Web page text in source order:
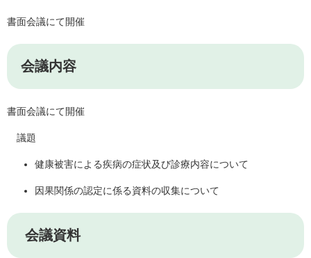
書面会議にて開催
会議内容
書面会議にて開催
議題
健康被害による疾病の症状及び診療内容について
因果関係の認定に係る資料の収集について
会議資料